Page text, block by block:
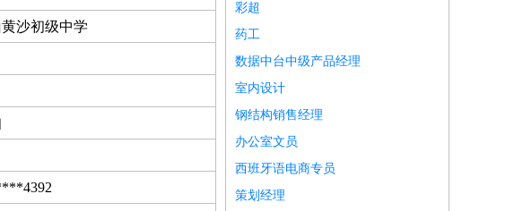
沙初级中学
彩超
药工
数据中台中级产品经理
室内设计
钢结构销售经理
办公室文员
西班牙语电商专员
策划经理